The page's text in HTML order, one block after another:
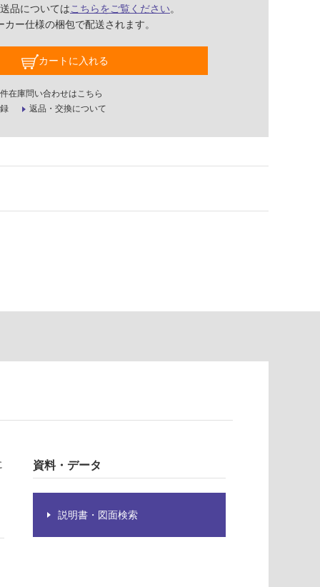
品についてはこちらをご覧ください。
ー仕様の梱包で配送されます。
カートに入れる
在庫問い合わせはこちら
返品・交換について
資料・データ
説明書・図面検索